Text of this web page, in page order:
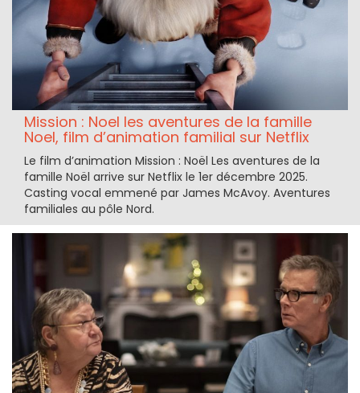
Mission : Noel les aventures de la famille
Noel, film d’animation familial sur Netflix
Le film d’animation Mission : Noël Les aventures de la
famille Noël arrive sur Netflix le 1er décembre 2025.
Casting vocal emmené par James McAvoy. Aventures
familiales au pôle Nord.